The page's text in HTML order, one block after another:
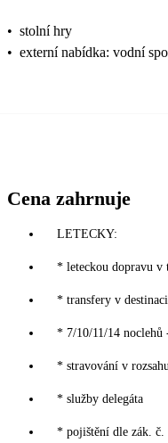
• stolní hry
• externí nabídka: vodní
Cena zahrnuje
LETECKY:
* leteckou dopravu v
* transfery v destinaci
* 7/10/11/14 noclehů
* stravování v
* služby delegáta
* pojištění dle zák. č.